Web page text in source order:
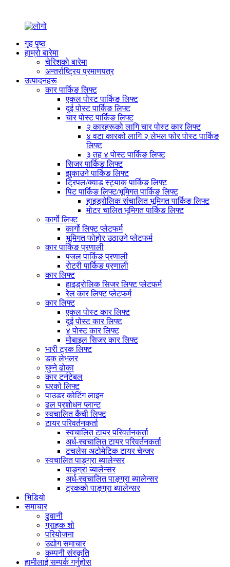
गृह पृष्ठ
हाम्रो बारेमा
चेरिशको बारेमा
अन्तर्राष्ट्रिय प्रमाणपत्र
उत्पादनहरू
कार पार्किङ लिफ्ट
एकल पोस्ट पार्किङ लिफ्ट
दुई पोस्ट पार्किङ लिफ्ट
चार पोस्ट पार्किङ लिफ्ट
२ कारहरूको लागि चार पोस्ट कार लिफ्ट
४ वटा कारको लागि २ लेभल फोर पोस्ट पार्किङ
लिफ्ट
३ तह ४ पोस्ट पार्किङ लिफ्ट
सिजर पार्किङ लिफ्ट
झुकाउने पार्किङ लिफ्ट
ट्रिपल/क्वाड स्ट्याक पार्किङ लिफ्ट
पिट पार्किङ लिफ्ट/भूमिगत पार्किङ लिफ्ट
हाइड्रोलिक संचालित भूमिगत पार्किङ लिफ्ट
मोटर चालित भूमिगत पार्किङ लिफ्ट
कार्गो लिफ्ट
कार्गो लिफ्ट प्लेटफर्म
भूमिगत फोहोर उठाउने प्लेटफर्म
कार पार्किङ प्रणाली
पजल पार्किङ प्रणाली
रोटरी पार्किङ प्रणाली
कार लिफ्ट
हाइड्रोलिक सिजर लिफ्ट प्लेटफर्म
रेल कार लिफ्ट प्लेटफर्म
कार लिफ्ट
एकल पोस्ट कार लिफ्ट
दुई पोस्ट कार लिफ्ट
४ पोस्ट कार लिफ्ट
मोबाइल सिजर कार लिफ्ट
भारी ट्रक लिफ्ट
डक लेभलर
घुम्ने ढोका
कार टर्नटेबल
घरको लिफ्ट
पाउडर कोटिंग लाइन
ढल प्रशोधन प्लान्ट
स्वचालित कैंची लिफ्ट
टायर परिवर्तनकर्ता
स्वचालित टायर परिवर्तनकर्ता
अर्ध-स्वचालित टायर परिवर्तनकर्ता
टचलेस अटोमेटिक टायर चेन्जर
स्वचालित पाङ्ग्रा ब्यालेन्सर
पाङ्ग्रा ब्यालेन्सर
अर्ध-स्वचालित पाङ्ग्रा ब्यालेन्सर
ट्रकको पाङ्ग्रा ब्यालेन्सर
भिडियो
समाचार
ढुवानी
ग्राहक शो
परियोजना
उद्योग समाचार
कम्पनी संस्कृति
हामीलाई सम्पर्क गर्नुहोस